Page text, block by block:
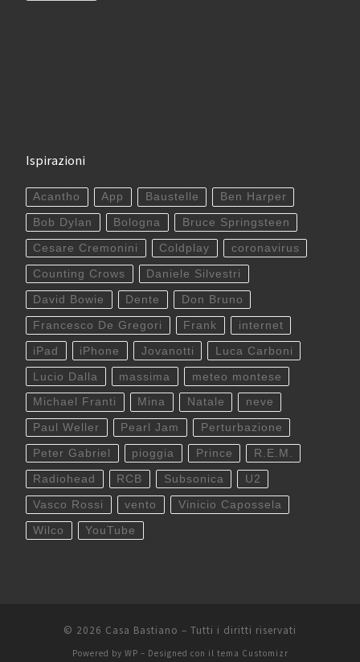
Ispirazioni
Acantho App Baustelle Ben Harper
Bob Dylan Bologna Bruce Springsteen
Cesare Cremonini Coldplay coronavirus
Counting Crows Daniele Silvestri
David Bowie Dente Don Bruno
Francesco De Gregori Frank internet
iPad iPhone Jovanotti Luca Carboni
Lucio Dalla massima meteo montese
Michael Franti Mina Natale neve
Paul Weller Pearl Jam Perturbazione
Peter Gabriel pioggia Prince R.E.M.
Radiohead RCB Subsonica U2
Vasco Rossi vento Vinicio Capossela
Wilco YouTube
© 2026 Casa Bastiano – Tutti i diritti riservati
Powered by WP – Designed con il tema Customizr